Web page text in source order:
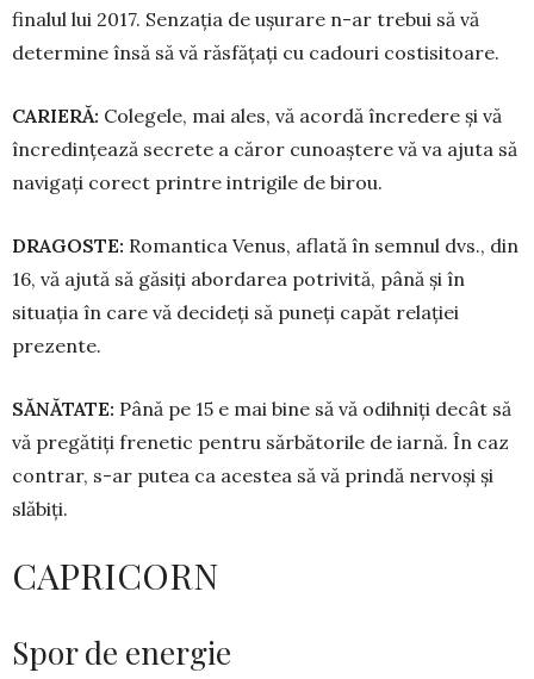
finalul lui 2017. Senzația de ușurare n-ar trebui să vă
determine însă să vă răsfățați cu cadouri costisitoare.
CARIERĂ: Colegele, mai ales, vă acordă în­credere și vă
încredințează se­cre­te a căror cunoaștere vă va ajuta să
navigați corect printre intrigile de birou.
DRAGOSTE: Romantica Venus, aflată în sem­nul dvs., din
16, vă ajută să gă­siți abordarea potrivită, până și în
situația în care vă decideți să puneți capăt relației
prezente.
SĂNĂTATE: Până pe 15 e mai bine să vă odih­niți decât să
vă pregătiți fre­ne­tic pentru sărbătorile de iarnă. În caz
contrar, s-ar putea ca acestea să vă prindă nervoși și
slăbiți.
CAPRICORN
Spor de energie